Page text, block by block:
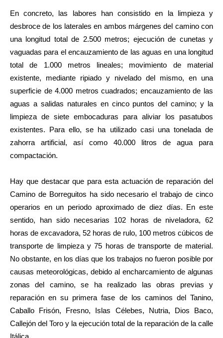
En concreto, las labores han consistido en la limpieza y
desbroce de los laterales en ambos márgenes del camino con
una longitud total de 2.500 metros; ejecución de cunetas y
vaguadas para el encauzamiento de las aguas en una longitud
total de 1.000 metros lineales; movimiento de material
existente, mediante ripiado y nivelado del mismo, en una
superficie de 4.000 metros cuadrados; encauzamiento de las
aguas a salidas naturales en cinco puntos del camino; y la
limpieza de siete embocaduras para aliviar los pasatubos
existentes. Para ello, se ha utilizado casi una tonelada de
zahorra artificial, así como 40.000 litros de agua para
compactación.
Hay que destacar que para esta actuación de reparación del
Camino de Borreguitos ha sido necesario el trabajo de cinco
operarios en un periodo aproximado de diez días. En este
sentido, han sido necesarias 102 horas de niveladora, 62
horas de excavadora, 52 horas de rulo, 100 metros cúbicos de
transporte de limpieza y 75 horas de transporte de material.
No obstante, en los días que los trabajos no fueron posible por
causas meteorológicas, debido al encharcamiento de algunas
zonas del camino, se ha realizado las obras previas y
reparación en su primera fase de los caminos del Tanino,
Caballo Frisón, Fresno, Islas Célebes, Nutria, Dios Baco,
Callejón del Toro y la ejecución total de la reparación de la calle
Itálica.